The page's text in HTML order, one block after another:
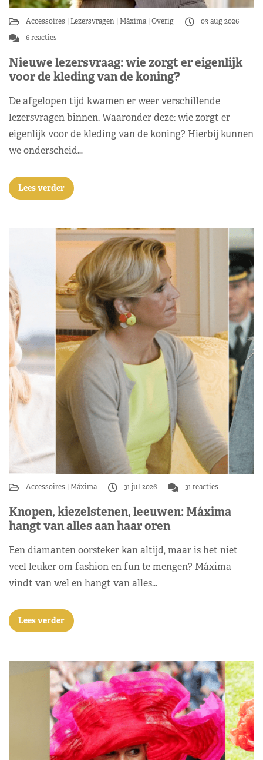
Accessoires Lezersvragen Máxima Overig
03 aug 2026
6 reacties
Nieuwe lezersvraag: wie zorgt er eigenlijk
voor de kleding van de koning?
De afgelopen tijd kwamen er weer verschillende
lezersvragen binnen. Waaronder deze: wie zorgt er
eigenlijk voor de kleding van de koning? Hierbij kunnen
we onderscheid…
Lees verder
Accessoires Máxima 31 jul 2026 31 reacties
Knopen, kiezelstenen, leeuwen: Máxima
hangt van alles aan haar oren
Een diamanten oorsteker kan altijd, maar is het niet
veel leuker om fashion en fun te mengen? Máxima
vindt van wel en hangt van alles…
Lees verder